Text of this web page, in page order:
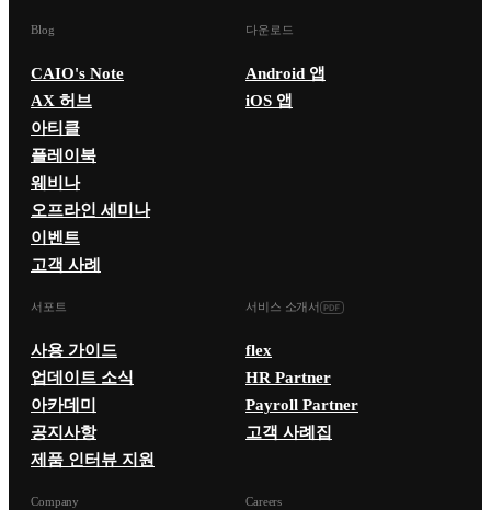
Blog
CAIO's Note
AX 허브
아티클
플레이북
웨비나
오프라인 세미나
이벤트
고객 사례
다운로드
Android 앱
iOS 앱
서포트
사용 가이드
업데이트 소식
아카데미
공지사항
제품 인터뷰 지원
서비스 소개서
flex
HR Partner
Payroll Partner
고객 사례집
Company Careers